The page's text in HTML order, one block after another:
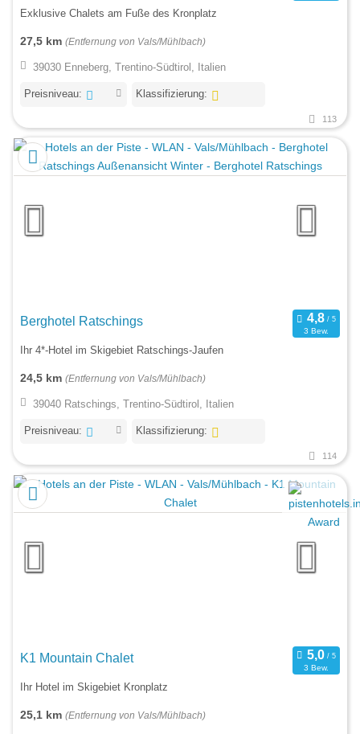
Exklusive Chalets am Fuße des Kronplatz
27,5 km (Entfernung von Vals/Mühlbach)
39030 Enneberg, Trentino-Südtirol, Italien
Preisniveau: Klassifizierung:
113
Berghotel Ratschings
3 Bew.
Ihr 4*-Hotel im Skigebiet Ratschings-Jaufen
24,5 km (Entfernung von Vals/Mühlbach)
39040 Ratschings, Trentino-Südtirol, Italien
Preisniveau: Klassifizierung:
114
K1 Mountain Chalet
3 Bew.
Ihr Hotel im Skigebiet Kronplatz
25,1 km (Entfernung von Vals/Mühlbach)